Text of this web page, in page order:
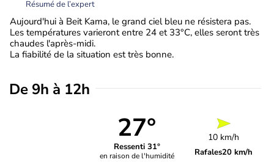
Résumé de l’expert
Aujourd'hui à Beit Kama, le grand ciel bleu ne résistera pas.
Les températures varieront entre 24 et 33°C, elles seront très
chaudes l'après-midi.
La fiabilité de la situation est très bonne.
De 9h à 12h
27°
Ressenti 31°
en raison de l'humidité
10 km/h
Rafales20 km/h